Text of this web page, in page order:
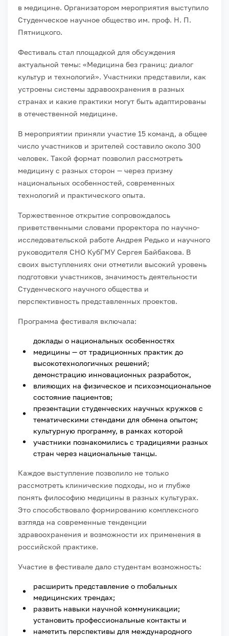
в медицине. Организатором мероприятия выступило
Студенческое научное общество им. проф. Н. П.
Пятницкого.
Фестиваль стал площадкой для обсуждения
актуальной темы: «Медицина без границ: диалог
культур и технологий». Участники представили, как
устроены системы здравоохранения в разных
странах и какие практики могут быть адаптированы
в отечественной медицине.
В мероприятии приняли участие 15 команд, а общее
число участников и зрителей составило около 300
человек. Такой формат позволил рассмотреть
медицину с разных сторон — через призму
национальных особенностей, современных
технологий и практического опыта.
Торжественное открытие сопровождалось
приветственными словами проректора по научно-
исследовательской работе Андрея Редько и научного
руководителя СНО КубГМУ Сергея Байбакова. В
своих выступлениях они отметили высокий уровень
подготовки участников, значимость деятельности
Студенческого научного общества и
перспективность представленных проектов.
Программа фестиваля включала:
доклады о национальных особенностях
медицины — от традиционных практик до
высокотехнологичных решений;
демонстрацию инновационных разработок,
влияющих на физическое и психоэмоциональное
состояние пациентов;
презентации студенческих научных кружков с
тематическими стендами для обмена опытом;
культурную программу, в рамках которой
участники познакомились с традициями разных
стран через национальные танцы.
Каждое выступление позволило не только
рассмотреть клинические подходы, но и глубже
понять философию медицины в разных культурах.
Это способствовало формированию комплексного
взгляда на современные тенденции
здравоохранения и возможности их применения в
российской практике.
Участие в фестивале дало студентам возможность:
расширить представление о глобальных
медицинских трендах;
развить навыки научной коммуникации;
установить профессиональные контакты и
наметить перспективы для международного